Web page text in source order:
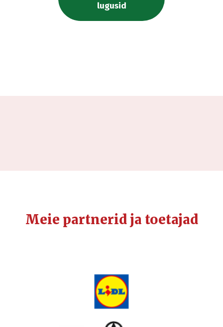
lugusid
Meie partnerid ja toetajad